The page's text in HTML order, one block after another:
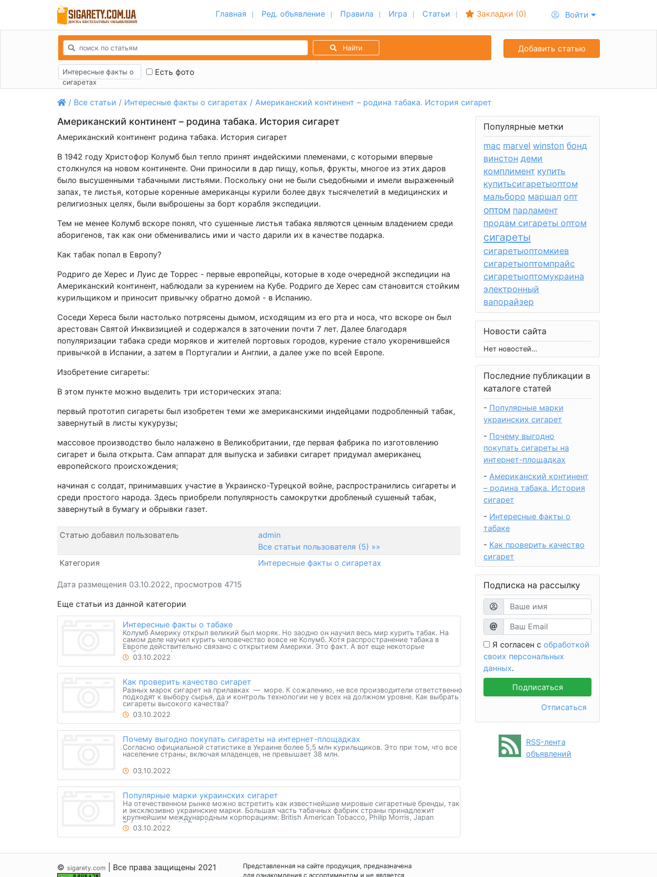
Главная Ред. объявление Правила Игра Статьи Закладки (0) Войти
Найти
Интересные факты о
сигаретах
Есть фото
Добавить статью
/ Все статьи / Интересные факты о сигаретах / Американский континент – родина табака. История сигарет
Американский континент – родина табака. История сигарет
Американский континент родина табака. История сигарет
В 1942 году Христофор Колумб был тепло принят индейскими племенами, с которыми впервые
столкнулся на новом континенте. Они приносили в дар пищу, копья, фрукты, многое из этих даров
было высушенными табачными листьями. Поскольку они не были съедобными и имели выраженный
запах, те листья, которые коренные американцы курили более двух тысячелетий в медицинских и
религиозных целях, были выброшены за борт корабля экспедиции.
Тем не менее Колумб вскоре понял, что сушенные листья табака являются ценным владением среди
аборигенов, так как они обменивались ими и часто дарили их в качестве подарка.
Как табак попал в Европу?
Родриго де Херес и Луис де Торрес - первые европейцы, которые в ходе очередной экспедиции на
Американский континент, наблюдали за курением на Кубе. Родриго де Херес сам становится стойким
курильщиком и приносит привычку обратно домой - в Испанию.
Соседи Хереса были настолько потрясены дымом, исходящим из его рта и носа, что вскоре он был
арестован Святой Инквизицией и содержался в заточении почти 7 лет. Далее благодаря
популяризации табака среди моряков и жителей портовых городов, курение стало укоренившейся
привычкой в Испании, а затем в Португалии и Англии, а далее уже по всей Европе.
Изобретение сигареты:
В этом пункте можно выделить три исторических этапа:
первый прототип сигареты был изобретен теми же американскими индейцами подробленный табак,
завернутый в листы кукурузы;
массовое производство было налажено в Великобритании, где первая фабрика по изготовлению
сигарет и была открыта. Сам аппарат для выпуска и забивки сигарет придумал американец
европейского происхождения;
начиная с солдат, принимавших участие в Украинско-Турецкой войне, распространились сигареты и
среди простого народа. Здесь приобрели популярность самокрутки дробленый сушеный табак,
завернутый в бумагу и обрывки газет.
Статью добавил пользователь
admin
Все статьи пользователя (5) »»
Категория
Интересные факты о сигаретах
Дата размещения 03.10.2022, просмотров 4715
Еще статьи из данной категории
Интересные факты о табаке
Колумб Америку открыл великий был моряк. Но заодно он научил весь мир курить табак. На
самом деле научил курить человечество вовсе не Колумб. Хотя распространение табака в
Европе действительно связано с открытием Америки. Это факт. А вот еще некоторые
любопытные факты.
03.10.2022
Как проверить качество сигарет
Разных марок сигарет на прилавках — море. К сожалению, не все производители ответственно
подходят к выбору сырья, да и контроль технологии не у всех на должном уровне. Как выбрать
сигареты высокого качества?
03.10.2022
Почему выгодно покупать сигареты на интернет-площадках
Согласно официальной статистике в Украине более 5,5 млн курильщиков. Это при том, что все
население страны, включая младенцев, не превышает 38 млн.
03.10.2022
Популярные марки украинских сигарет
На отечественном рынке можно встретить как известнейшие мировые сигаретные бренды, так
и эксклюзивно украинские марки. Большая часть табачных фабрик страны принадлежит
крупнейшим международным корпорациям: British American Tobacco, Philip Morris, Japan
Tobacco и Imperial Brands.
03.10.2022
Популярные метки
mac marvel winston бонд
винстон деми
комплимент купить
купитьсигаретыоптом
мальборо маршал опт
оптом парламент
продам сигареты оптом
сигареты
сигаретыоптомкиев
сигаретыоптомпрайс
сигаретыоптомукраина
электронный
вапорайзер
Новости сайта
Нет новостей...
Последние публикации в
каталоге статей
- Популярные марки
украинских сигарет
- Почему выгодно
покупать сигареты на
интернет-площадках
- Американский континент
– родина табака. История
сигарет
- Интересные факты о
табаке
- Как проверить качество
сигарет
Подписка на рассылку
Я согласен с обработкой
своих персональных
данных.
Отписаться
RSS-лента
объявлений
© sigarety.com | Все права защищены 2021
Представленная на сайте продукция, предназначена
для ознакомления с ассортиментом и не является